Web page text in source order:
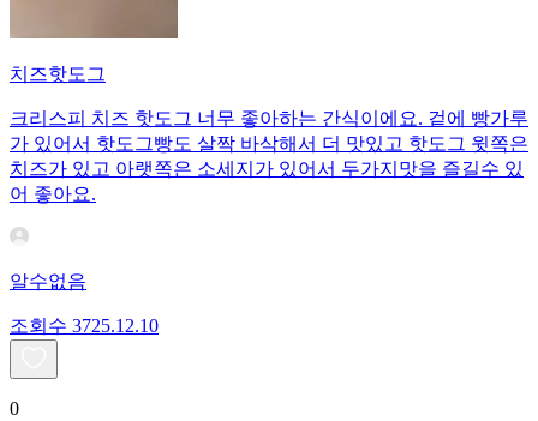
치즈핫도그
크리스피 치즈 핫도그 너무 좋아하는 간식이에요. 겉에 빵가루
가 있어서 핫도그빵도 살짝 바삭해서 더 맛있고 핫도그 윗쪽은
치즈가 있고 아랫쪽은 소세지가 있어서 두가지맛을 즐길수 있
어 좋아요.
알수없음
조회수 3725.12.10
0